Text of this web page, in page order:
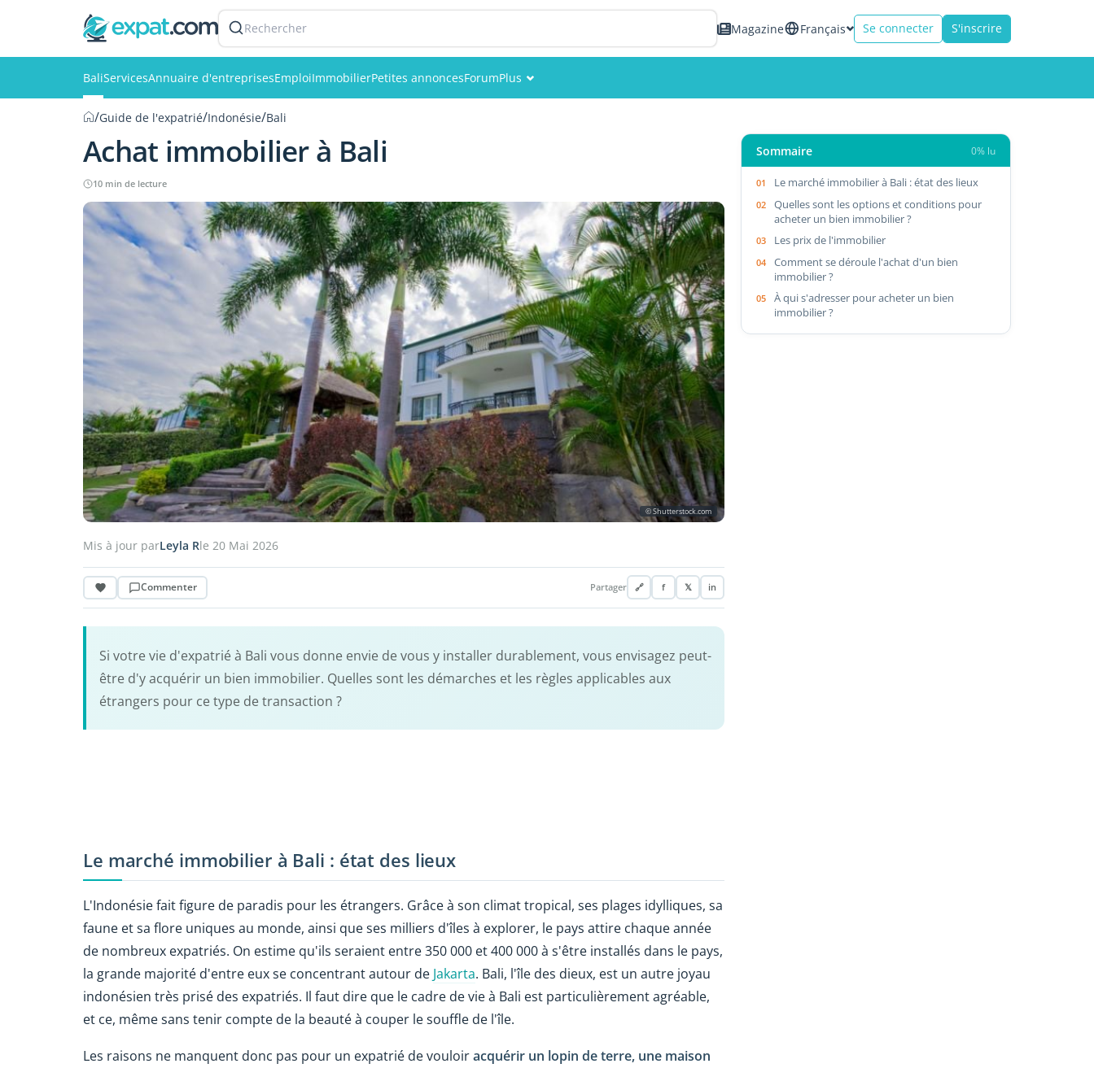
Rechercher Magazine Français Se connecter S'inscrire
BaliServicesAnnuaire d'entreprisesEmploiImmobilierPetites annoncesForumPlus
/Guide de l'expatrié/Indonésie/Bali
Achat immobilier à Bali
10 min de lecture
© Shutterstock.com
Mis à jour parLeyla Rle 20 Mai 2026
Commenter Partager 🔗 f 𝕏 in
Si votre vie d'expatrié à Bali vous donne envie de vous y installer durablement, vous envisagez peut-
être d'y acquérir un bien immobilier. Quelles sont les démarches et les règles applicables aux
étrangers pour ce type de transaction ?
Le marché immobilier à Bali : état des lieux
L'Indonésie fait figure de paradis pour les étrangers. Grâce à son climat tropical, ses plages idylliques, sa
faune et sa flore uniques au monde, ainsi que ses milliers d'îles à explorer, le pays attire chaque année
de nombreux expatriés. On estime qu'ils seraient entre 350 000 et 400 000 à s'être installés dans le pays,
la grande majorité d'entre eux se concentrant autour de Jakarta. Bali, l'île des dieux, est un autre joyau
indonésien très prisé des expatriés. Il faut dire que le cadre de vie à Bali est particulièrement agréable,
et ce, même sans tenir compte de la beauté à couper le souffle de l'île.
Les raisons ne manquent donc pas pour un expatrié de vouloiracquérir un lopin de terre, une maison
Sommaire 0% lu
Le marché immobilier à Bali : état des lieux
Quelles sont les options et conditions pour
acheter un bien immobilier ?
Les prix de l'immobilier
Comment se déroule l'achat d'un bien
immobilier ?
À qui s'adresser pour acheter un bien
immobilier ?